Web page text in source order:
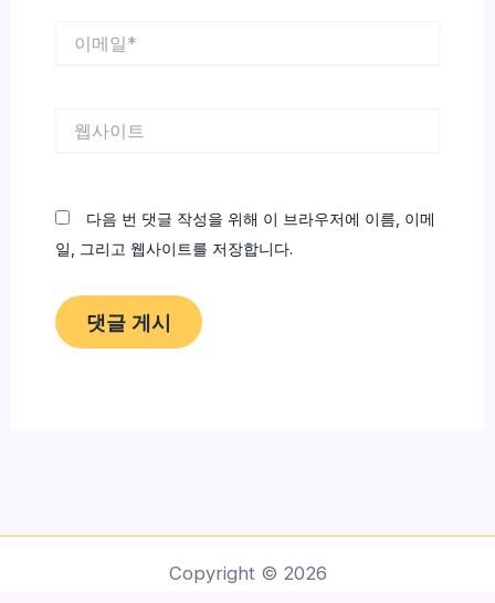
다음 번 댓글 작성을 위해 이 브라우저에 이름, 이메
일, 그리고 웹사이트를 저장합니다.
Copyright © 2026